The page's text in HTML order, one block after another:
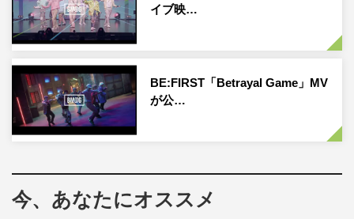
イブ映…
BE:FIRST「Betrayal Game」MV
が公…
今、あなたにオススメ